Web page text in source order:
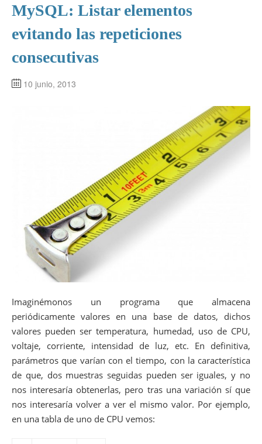
MySQL: Listar elementos
evitando las repeticiones
consecutivas
10 junio, 2013
Imaginémonos un programa que almacena
periódicamente valores en una base de datos, dichos
valores pueden ser temperatura, humedad, uso de CPU,
voltaje, corriente, intensidad de luz, etc. En definitiva,
parámetros que varían con el tiempo, con la característica
de que, dos muestras seguidas pueden ser iguales, y no
nos interesaría obtenerlas, pero tras una variación sí que
nos interesaría volver a ver el mismo valor. Por ejemplo,
en una tabla de uno de CPU vemos: